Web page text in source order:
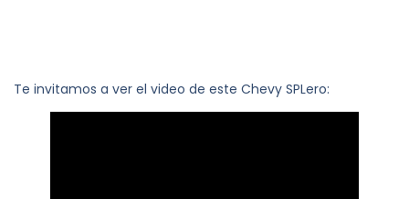
Te invitamos a ver el video de este Chevy SPLero: